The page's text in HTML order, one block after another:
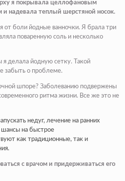
я покрывала целлофановым
надевала теплый шерстяной носок.
от боли йодные ванночки. Я брала три
поваренную соль и несколько
я делала йодную сетку. Такой
забыть о проблеме.
шпоре? Заболеванию подвержены
ритма жизни. Все же это не
недуг, лечение на ранних
на быстрое
как традиционные, так и
с врачом и придерживаться его